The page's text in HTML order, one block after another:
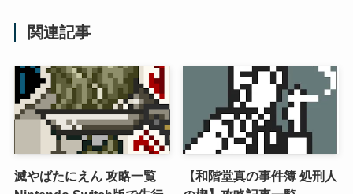
関連記事
滅やばたにえん 攻略一覧
【和階堂真の事件簿 処刑人